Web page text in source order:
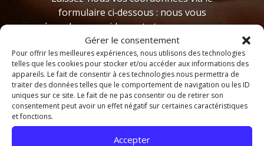
Gérer le consentement
Pour offrir les meilleures expériences, nous utilisons des technologies
telles que les cookies pour stocker et/ou accéder aux informations des
appareils. Le fait de consentir à ces technologies nous permettra de
traiter des données telles que le comportement de navigation ou les ID
uniques sur ce site. Le fait de ne pas consentir ou de retirer son
consentement peut avoir un effet négatif sur certaines caractéristiques
et fonctions.
Accepter
formulaire ci‑dessous : nous vous
répondrons rapidement et pourrons vous
présenter nos actions, nos valeurs et les
opportunités qui s’offrent à vous.
👉 Prenez contact dès maintenant en
remplissant le formulaire.
À très bientôt !